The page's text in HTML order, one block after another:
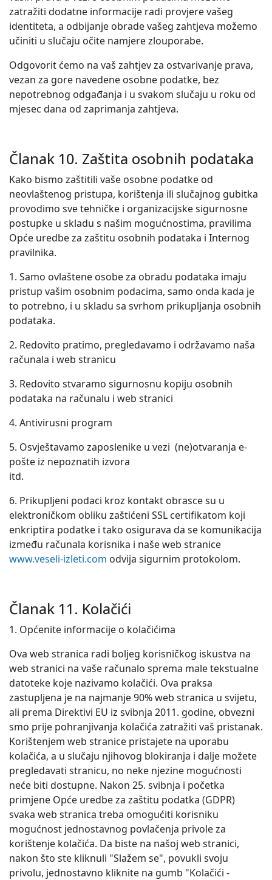
zatražiti dodatne informacije radi provjere vašeg
identiteta, a odbijanje obrade vašeg zahtjeva možemo
učiniti u slučaju očite namjere zlouporabe.
Odgovorit ćemo na vaš zahtjev za ostvarivanje prava,
vezan za gore navedene osobne podatke, bez
nepotrebnog odgađanja i u svakom slučaju u roku od
mjesec dana od zaprimanja zahtjeva.
Članak 10. Zaštita osobnih podataka
Kako bismo zaštitili vaše osobne podatke od
neovlaštenog pristupa, korištenja ili slučajnog gubitka
provodimo sve tehničke i organizacijske sigurnosne
postupke u skladu s našim mogućnostima, pravilima
Opće uredbe za zaštitu osobnih podataka i Internog
pravilnika.
1. Samo ovlaštene osobe za obradu podataka imaju
pristup vašim osobnim podacima, samo onda kada je
to potrebno, i u skladu sa svrhom prikupljanja osobnih
podataka.
2. Redovito pratimo, pregledavamo i održavamo naša
računala i web stranicu
3. Redovito stvaramo sigurnosnu kopiju osobnih
podataka na računalu i web stranici
4. Antivirusni program
5. Osvještavamo zaposlenike u vezi (ne)otvaranja e-
pošte iz nepoznatih izvora
itd.
6. Prikupljeni podaci kroz kontakt obrasce su u
elektroničkom obliku zaštićeni SSL certifikatom koji
enkriptira podatke i tako osigurava da se komunikacija
između računala korisnika i naše web stranice
www.veseli-izleti.com odvija sigurnim protokolom.
Članak 11. Kolačići
1. Općenite informacije o kolačićima
Ova web stranica radi boljeg korisničkog iskustva na
web stranici na vaše računalo sprema male tekstualne
datoteke koje nazivamo kolačići. Ova praksa
zastupljena je na najmanje 90% web stranica u svijetu,
ali prema Direktivi EU iz svibnja 2011. godine, obvezni
smo prije pohranjivanja kolačića zatražiti vaš pristanak.
Korištenjem web stranice pristajete na uporabu
kolačića, a u slučaju njihovog blokiranja i dalje možete
pregledavati stranicu, no neke njezine mogućnosti
neće biti dostupne. Nakon 25. svibnja i početka
primjene Opće uredbe za zaštitu podatka (GDPR)
svaka web stranica treba omogućiti korisniku
mogućnost jednostavnog povlačenja privole za
korištenje kolačića. Da biste na našoj web stranici,
nakon što ste kliknuli "Slažem se", povukli svoju
privolu, jednostavno kliknite na gumb "Kolačići -